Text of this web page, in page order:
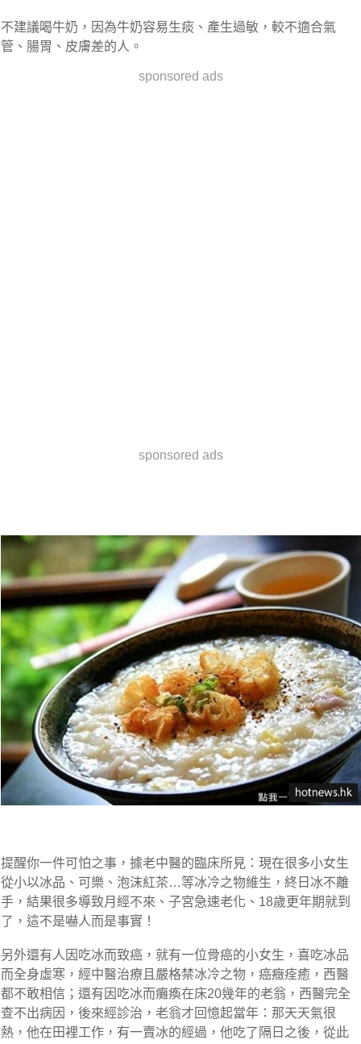
不建議喝牛奶，因為牛奶容易生痰、產生過敏，較不適合氣
管、腸胃、皮膚差的人。
sponsored ads
sponsored ads
提醒你一件可怕之事，據老中醫的臨床所見：現在很多小女生
從小以冰品、可樂、泡沫紅茶…等冰冷之物維生，終日冰不離
手，結果很多導致月經不來、子宮急速老化、18歲更年期就到
了，這不是嚇人而是事實！
另外還有人因吃冰而致癌，就有一位骨癌的小女生，喜吃冰品
而全身虛寒，經中醫治療且嚴格禁冰冷之物，癌癥痊癒，西醫
都不敢相信；還有因吃冰而癱瘓在床20幾年的老翁，西醫完全
查不出病因，後來經診治，老翁才回憶起當年：那天天氣很
熱，他在田裡工作，有一賣冰的經過，他吃了隔日之後，從此